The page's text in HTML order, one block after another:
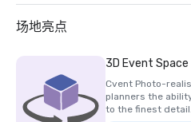
场地亮点
3D Event Space
Cvent Photo-
planners the
to the finest detail.